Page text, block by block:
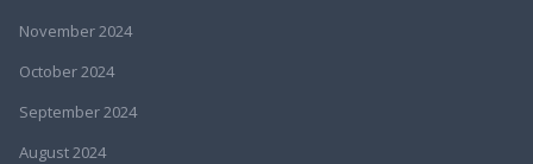
November 2024
October 2024
September 2024
August 2024